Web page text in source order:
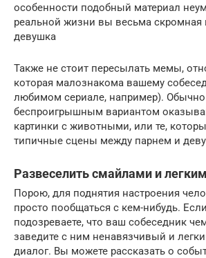
особенности подобный материал
реальной жизни вы весьма скромная
девушка
Также не стоит пересылать мемы,
которая малознакома вашему
любимом сериале, например). Обычно
беспроигрышным вариантом
картинки с животными, или те,
типичные сцены между парнем и
Развеселить смайлами и
Порою, для поднятия настроения
просто пообщаться с кем-нибудь.
подозреваете, что ваш собеседник
заведите с ним ненавязчивый и
диалог. Вы можете рассказать о